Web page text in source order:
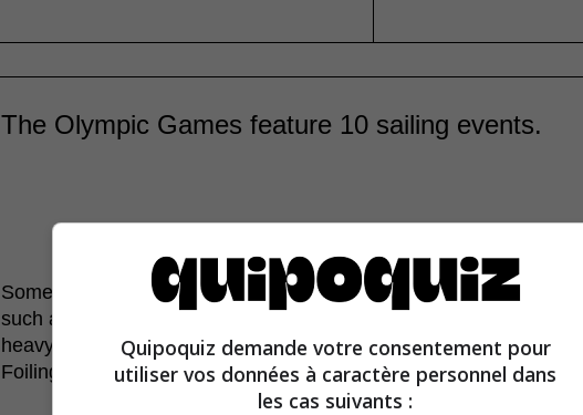
The Olympic Games feature 10 sailing events.
Some events are for men, others for women, and one is mixed, in
such as RS:X (windsurfer); Laser (one-person dinghy); Finn (one-
heavyweight dinghy); 470 (two-person dinghy); 49er (skiff); and
Foiling (multihull).
Quipoquiz demande votre consentement pour
utiliser vos données à caractère personnel dans
les cas suivants :